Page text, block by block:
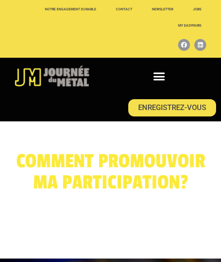
NOTRE ENGAGEMENT DURABLE CONTACT NEWSLETTER JOBS
MY EASYFAIRS
ENREGISTREZ-VOUS
COMMENT PROMOUVOIR
MA PARTICIPATION?